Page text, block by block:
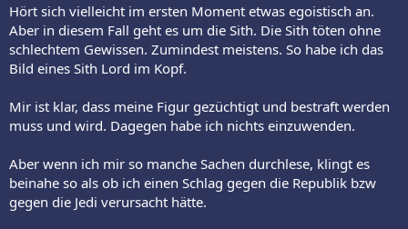
Hört sich vielleicht im ersten Moment etwas egoistisch an.
Aber in diesem Fall geht es um die Sith. Die Sith töten ohne
schlechtem Gewissen. Zumindest meistens. So habe ich das
Bild eines Sith Lord im Kopf.
Mir ist klar, dass meine Figur gezüchtigt und bestraft werden
muss und wird. Dagegen habe ich nichts einzuwenden.
Aber wenn ich mir so manche Sachen durchlese, klingt es
beinahe so als ob ich einen Schlag gegen die Republik bzw
gegen die Jedi verursacht hätte.